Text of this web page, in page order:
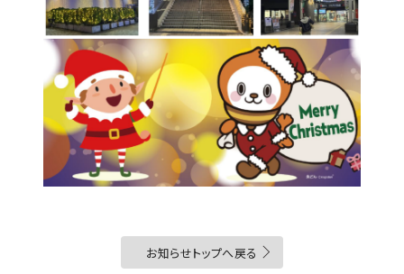
お知らせトップへ戻る